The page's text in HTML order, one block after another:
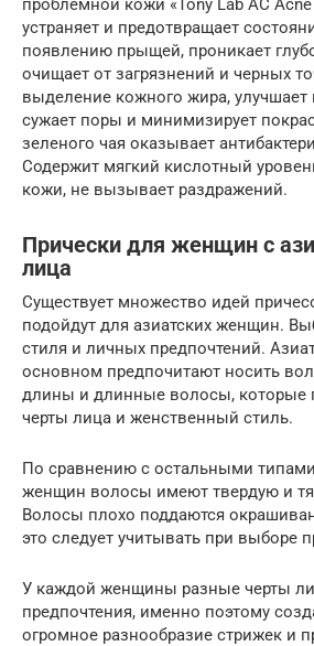
проблемной кожи «Tony Lab AC
устраняет и предотвращает
появлению прыщей, проникает
очищает от загрязнений и черных
выделение кожного жира,
сужает поры и минимизирует
зеленого чая оказывает
Содержит мягкий кислотный
кожи, не вызывает раздражений.
Прически для женщин с
лица
Существует множество идей
подойдут для азиатских женщин.
стиля и личных предпочтений.
основном предпочитают носить
длины и длинные волосы, которые
черты лица и женственный стиль.
По сравнению с остальными типами
женщин волосы имеют твердую и
Волосы плохо поддаются
это следует учитывать при выборе
У каждой женщины разные черты
предпочтения, именно поэтому
огромное разнообразие стрижек и